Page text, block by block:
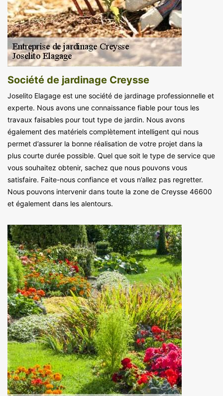
Société de jardinage Creysse
Joselito Elagage est une société de jardinage professionnelle et
experte. Nous avons une connaissance fiable pour tous les
travaux faisables pour tout type de jardin. Nous avons
également des matériels complètement intelligent qui nous
permet d’assurer la bonne réalisation de votre projet dans la
plus courte durée possible. Quel que soit le type de service que
vous souhaitez obtenir, sachez que nous pouvons vous
satisfaire. Faite-nous confiance et vous n’allez pas regretter.
Nous pouvons intervenir dans toute la zone de Creysse 46600
et également dans les alentours.